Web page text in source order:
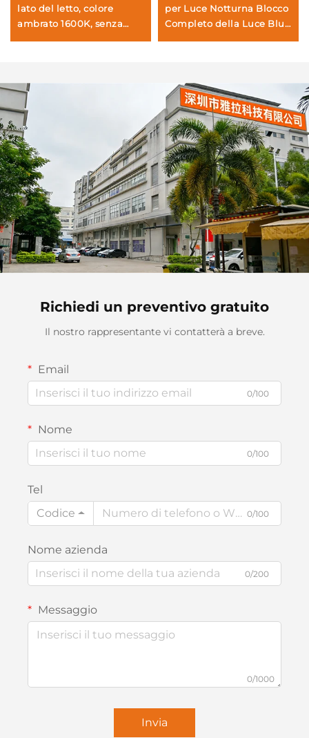
lato del letto, colore
ambrato 1600K, senza
luce blu, corpo nero, luce
per Luce Notturna Blocco
Completo della Luce Blu
100% Lampadine a Luce
Melatonina,
3W/5W/7W/9W con
Attacco E27 per Camera
da Letto e Soggiorno
Richiedi un preventivo gratuito
Il nostro rappresentante vi contatterà a breve.
Email
0/100
Nome
0/100
Tel
Codice
0/100
Nome azienda
0/200
Messaggio
0/1000
Invia